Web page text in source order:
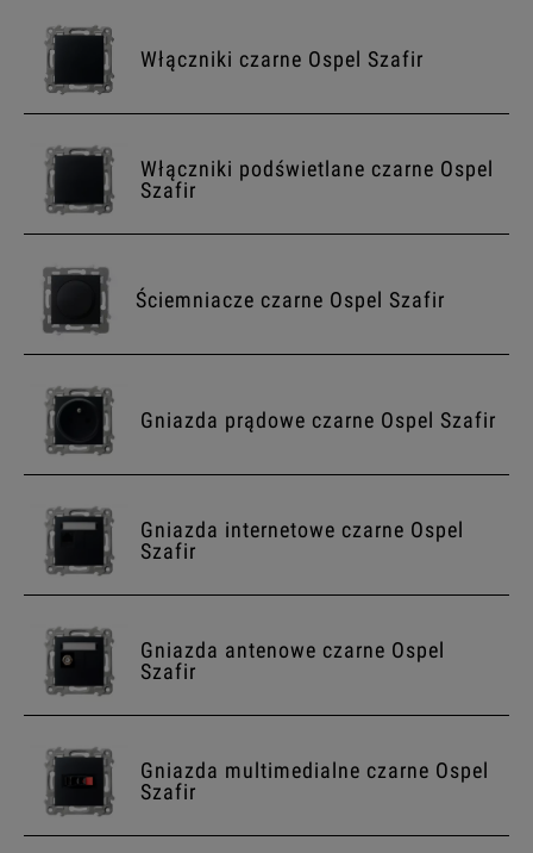
Włączniki czarne Ospel Szafir
Włączniki podświetlane czarne Ospel
Szafir
Ściemniacze czarne Ospel Szafir
Gniazda prądowe czarne Ospel Szafir
Gniazda internetowe czarne Ospel
Szafir
Gniazda antenowe czarne Ospel
Szafir
Gniazda multimedialne czarne Ospel
Szafir